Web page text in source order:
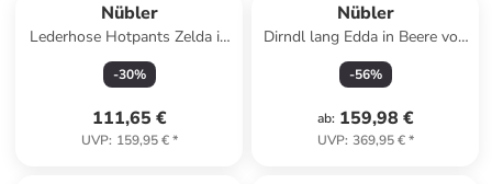
Nübler
Lederhose Hotpants Zelda in
Braun
-30%
111,65 €
UVP: 159,95 €*
Nübler
Dirndl lang Edda in Beere von
Nübler
-56%
ab: 159,98 €
UVP: 369,95 €*